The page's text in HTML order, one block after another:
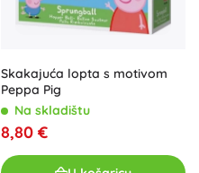
Skakajuća lopta s motivom
Peppa Pig
Na skladištu
8,80 €